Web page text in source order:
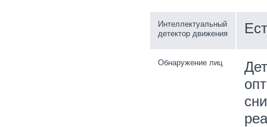
Интеллектуальный
детектор движения
Обнаружение лиц